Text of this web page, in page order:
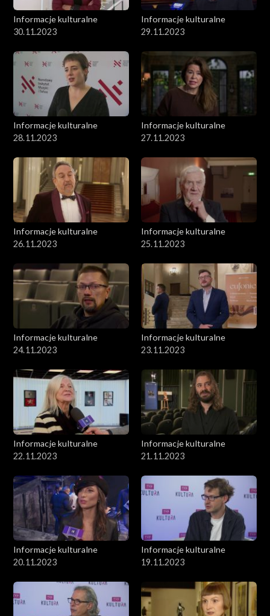
Informacje kulturalne
30.11.2023
Informacje kulturalne
29.11.2023
Informacje kulturalne
28.11.2023
Informacje kulturalne
27.11.2023
Informacje kulturalne
26.11.2023
Informacje kulturalne
25.11.2023
Informacje kulturalne
24.11.2023
Informacje kulturalne
23.11.2023
Informacje kulturalne
22.11.2023
Informacje kulturalne
21.11.2023
Informacje kulturalne
20.11.2023
Informacje kulturalne
19.11.2023